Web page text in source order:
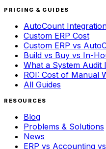
PRICING & GUIDES
AutoCount
Custom ERP Cost
Custom ERP vs
Build vs Buy vs In-
What a System Audit
ROI: Cost of Manual
All Guides
RESOURCES
Blog
Problems & Solutions
News
ERP vs Accounting